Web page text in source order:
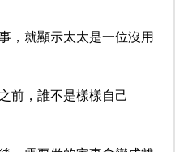
，就顯示太太是一位沒用
前，誰不是樣樣自己